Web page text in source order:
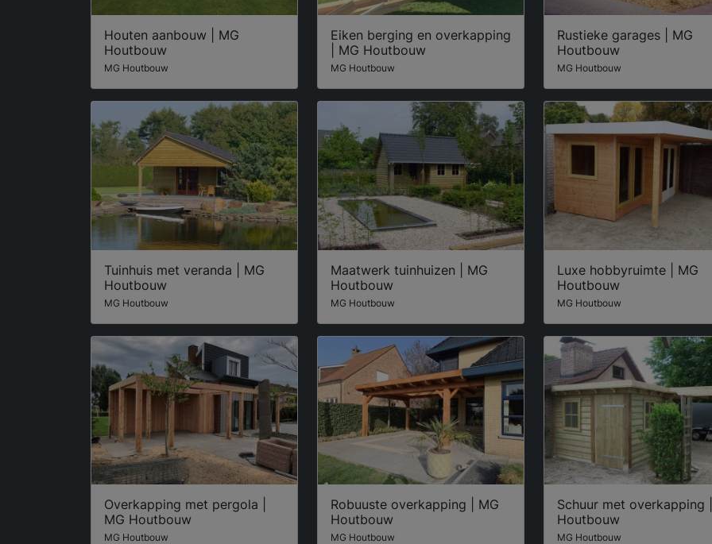
Houten aanbouw | MG
Houtbouw
MG Houtbouw
Eiken berging en overkapping
| MG Houtbouw
MG Houtbouw
Rustieke garages | MG
Houtbouw
MG Houtbouw
Tuinhuis met veranda | MG
Houtbouw
MG Houtbouw
Maatwerk tuinhuizen | MG
Houtbouw
MG Houtbouw
Luxe hobbyruimte | MG
Houtbouw
MG Houtbouw
Overkapping met pergola |
MG Houtbouw
MG Houtbouw
Robuuste overkapping | MG
Houtbouw
MG Houtbouw
Schuur met overkapping
Houtbouw
MG Houtbouw